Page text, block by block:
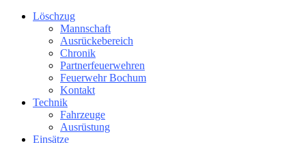
Löschzug
Mannschaft
Ausrückebereich
Chronik
Partnerfeuerwehren
Feuerwehr Bochum
Kontakt
Technik
Fahrzeuge
Ausrüstung
Einsätze